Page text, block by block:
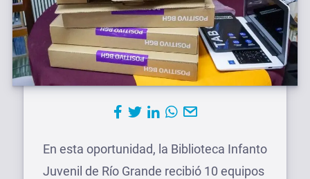
En esta oportunidad, la Biblioteca Infanto
Juvenil de Río Grande recibió 10 equipos